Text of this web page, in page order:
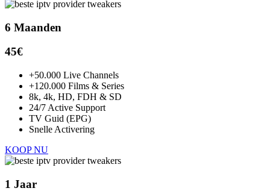
6 Maanden
45€
+50.000 Live Channels
+120.000 Films & Series
8k, 4k, HD, FDH & SD
24/7 Active Support
TV Guid (EPG)
Snelle Activering
KOOP NU
1 Jaar